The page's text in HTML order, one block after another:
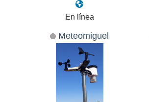
En línea
Meteomiguel